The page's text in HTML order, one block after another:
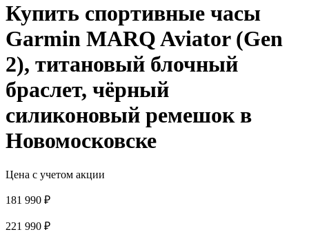
Купить спортивные часы
Garmin MARQ Aviator (Gen
2), титановый блочный
браслет, чёрный
силиконовый ремешок в
Новомосковске
Цена с учетом акции
181 990 ₽
221 990 ₽